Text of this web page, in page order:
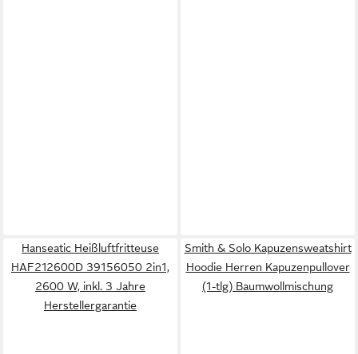
Hanseatic Heißluftfritteuse
HAF212600D 39156050 2in1,
2600 W, inkl. 3 Jahre
Herstellergarantie
Smith & Solo Kapuzensweatshirt
Hoodie Herren Kapuzenpullover
(1-tlg) Baumwollmischung